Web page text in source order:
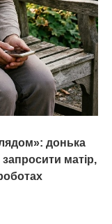
донька
матір,